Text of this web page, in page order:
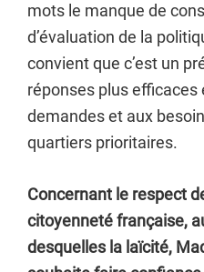
mots le manque de
d’évaluation de la
convient que c’est un
réponses plus
demandes et aux
quartiers prioritaires.
Concernant le respect
citoyenneté française,
desquelles la laïcité,